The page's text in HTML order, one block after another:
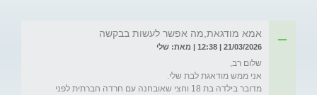
אמא מודגאת,מה אפשר לעשות בבקשה
21/03/2026 | 12:38 | מאת: שלי
מדובר בילדה בת 18 וחצי שאובחנה עם חרדה חברתית לפני